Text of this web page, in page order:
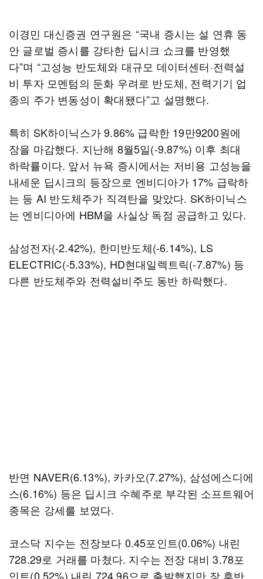
이경민 대신증권 연구원은 “국내 증시는 설 연휴 동
안 글로벌 증시를 강타한 딥시크 쇼크를 반영했
다”며 “고성능 반도체와 대규모 데이터센터·전력설
비 투자 모멘텀의 둔화 우려로 반도체, 전력기기 업
종의 주가 변동성이 확대됐다”고 설명했다.
특히 SK하이닉스가 9.86% 급락한 19만9200원에
장을 마감했다. 지난해 8월5일(-9.87%) 이후 최대
하락률이다. 앞서 뉴욕 증시에서는 저비용 고성능을
내세운 딥시크의 등장으로 엔비디아가 17% 급락하
는 등 AI 반도체주가 직격탄을 맞았다. SK하이닉스
는 엔비디아에 HBM을 사실상 독점 공급하고 있다.
삼성전자(-2.42%), 한미반도체(-6.14%), LS
ELECTRIC(-5.33%), HD현대일렉트릭(-7.87%) 등
다른 반도체주와 전력설비주도 동반 하락했다.
반면 NAVER(6.13%), 카카오(7.27%), 삼성에스디에
스(6.16%) 등은 딥시크 수혜주로 부각된 소프트웨어
종목은 강세를 보였다.
코스닥 지수는 전장보다 0.45포인트(0.06%) 내린
728.29로 거래를 마쳤다. 지수는 전장 대비 3.78포
인트(0.52%) 내린 724.96으로 출발했지만 장 후반